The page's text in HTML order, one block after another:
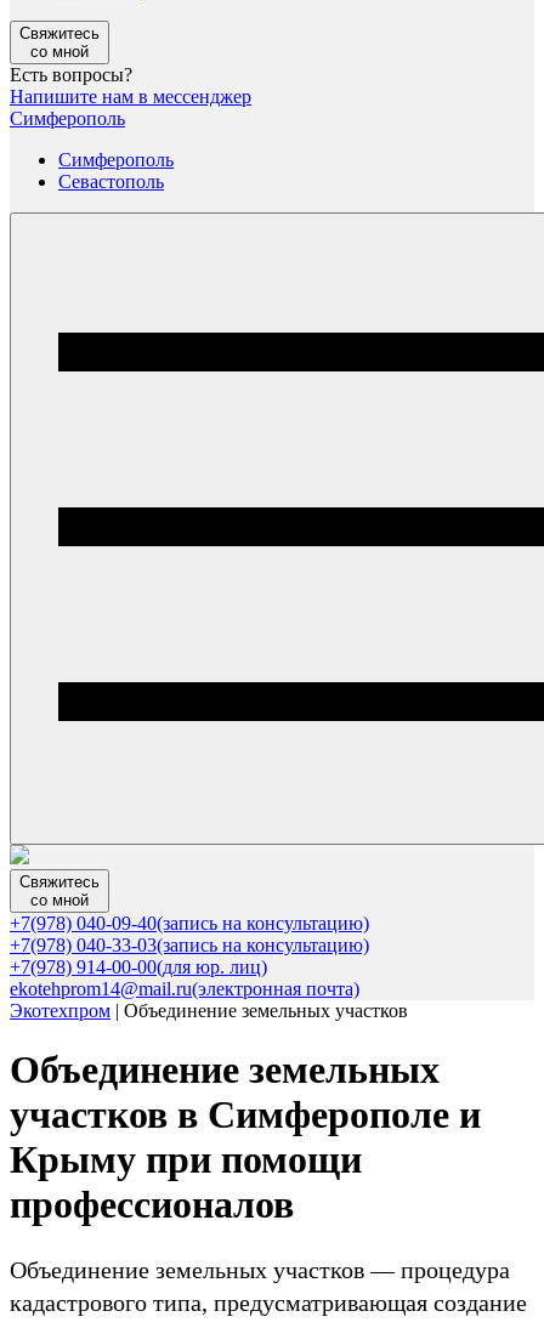
Свяжитесь
со мной
Есть вопросы?
Напишите нам в мессенджер
Симферополь
Симферополь
Севастополь
Свяжитесь
со мной
+7(978) 040-09-40(запись на консультацию)
+7(978) 040-33-03(запись на консультацию)
+7(978) 914-00-00(для юр. лиц)
ekotehprom14@mail.ru(электронная почта)
Экотехпром | Объединение земельных участков
Объединение земельных
участков в Симферополе и
Крыму при помощи
профессионалов
Объединение земельных участков — процедура
кадастрового типа, предусматривающая создание